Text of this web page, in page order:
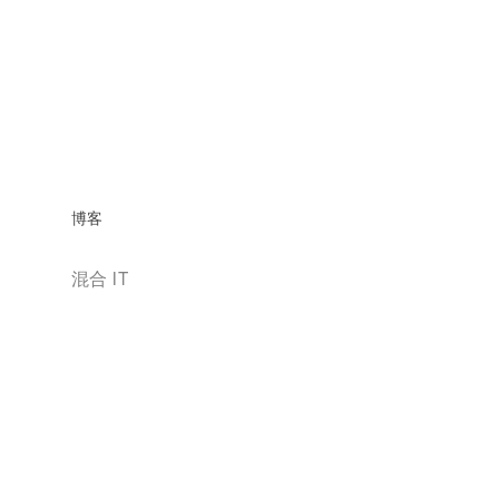
博客
混合 IT